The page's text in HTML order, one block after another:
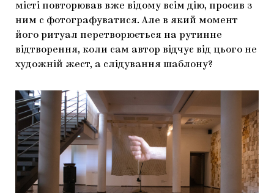
місті повторював вже відому всім дію, просив з
ним с фотографуватися. Але в який момент
його ритуал перетворюється на рутинне
відтворення, коли сам автор відчує від цього не
художній жест, а слідування шаблону?